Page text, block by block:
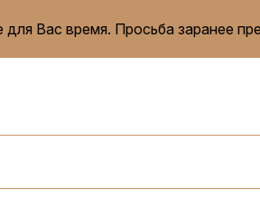
Вас время. Просьба заранее